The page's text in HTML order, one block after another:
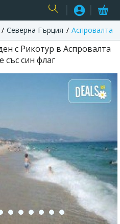
USER
Северна Гърция Аспровалта
с Рикотур в Аспровалта
със син флаг